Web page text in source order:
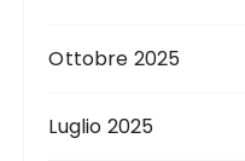
Ottobre 2025
Luglio 2025